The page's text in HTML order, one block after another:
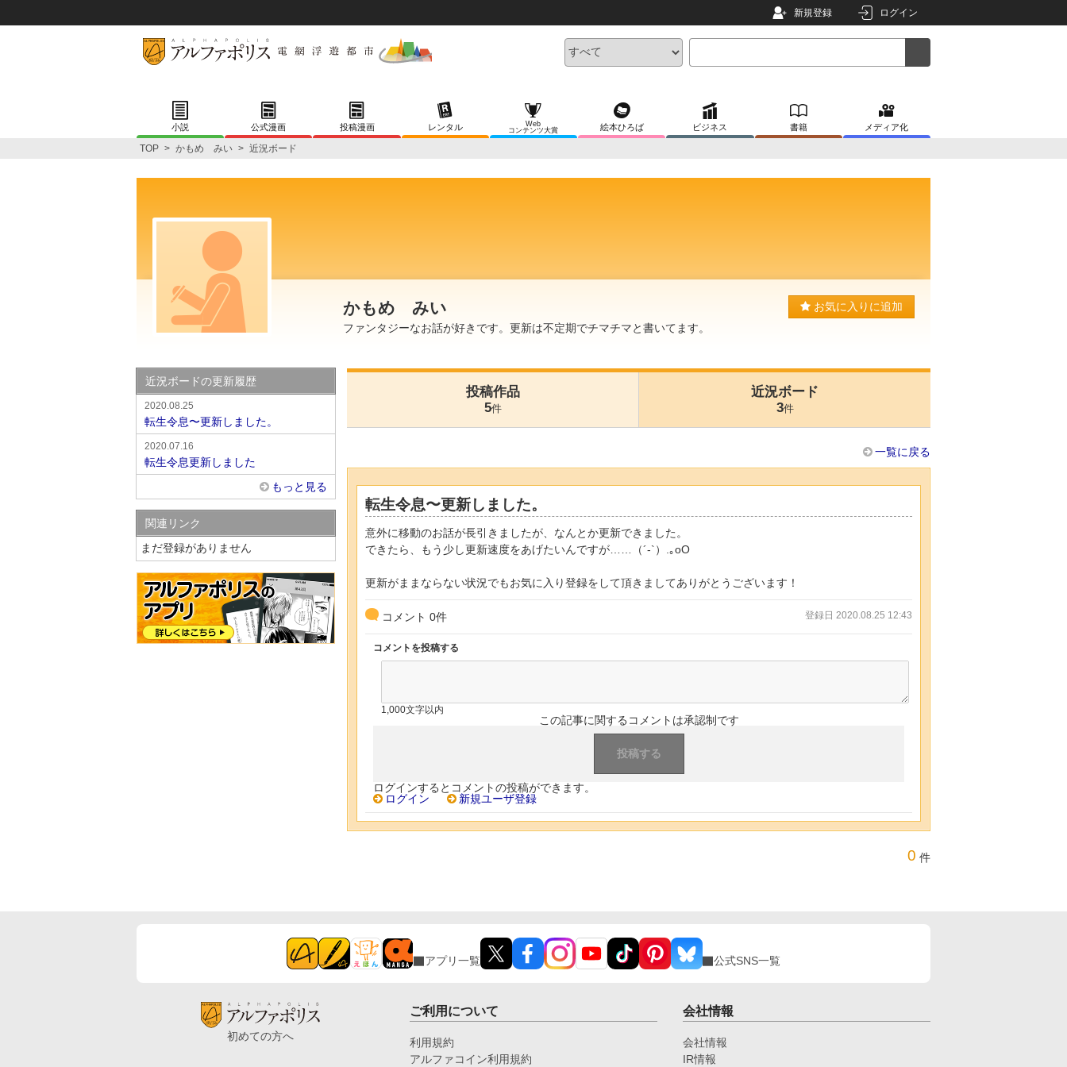
新規登録 ログイン
小説 公式漫画 投稿漫画 レンタル
Web
コンテンツ大賞
絵本ひろば ビジネス 書籍 メディア化
TOP > かもめ みい > 近況ボード
かもめ みい
ファンタジーなお話が好きです。更新は不定期でチマチマと書いてます。
お気に入りに追加
投稿作品
5件
近況ボード
3件
一覧に戻る
転生令息〜更新しました。
意外に移動のお話が長引きましたが、なんとか更新できました。
できたら、もう少し更新速度をあげたいんですが……（´-`）.｡oO
更新がままならない状況でもお気に入り登録をして頂きましてありがとうございます！
コメント 0件 登録日 2020.08.25 12:43
コメントを投稿する
1,000文字以内
この記事に関するコメントは承認制です
ログインするとコメントの投稿ができます。
ログイン
新規ユーザ登録
0 件
近況ボードの更新履歴
2020.08.25
転生令息〜更新しました。
2020.07.16
転生令息更新しました
もっと見る
関連リンク
まだ登録がありません
アプリ一覧 公式SNS一覧
初めての方へ
ご利用について
利用規約
アルファコイン利用規約
会社情報
会社情報
IR情報